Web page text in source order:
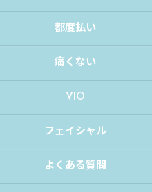
都度払い
痛くない
VIO
フェイシャル
よくある質問